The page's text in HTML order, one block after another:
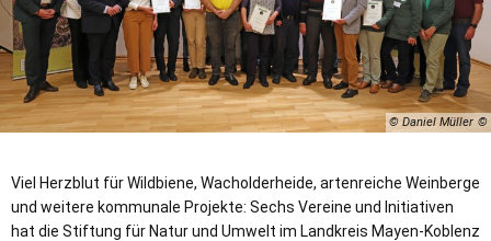
© Daniel Müller
Viel Herzblut für Wildbiene, Wacholderheide, artenreiche Weinberge
und weitere kommunale Projekte: Sechs Vereine und Initiativen
hat die Stiftung für Natur und Umwelt im Landkreis Mayen-Koblenz